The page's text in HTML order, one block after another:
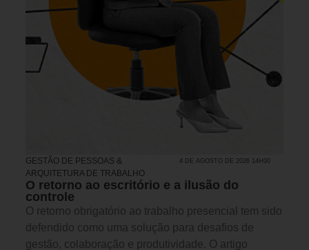
GESTÃO DE PESSOAS &
ARQUITETURA DE TRABALHO
4 DE AGOSTO DE 2026 14H00
O retorno ao escritório e a ilusão do
controle
O retorno obrigatório ao trabalho presencial tem sido
defendido como uma solução para desafios de
gestão, colaboração e produtividade. O artigo